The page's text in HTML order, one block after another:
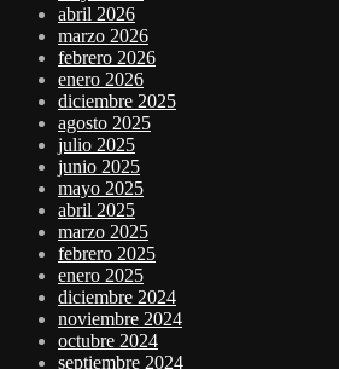
abril 2026
marzo 2026
febrero 2026
enero 2026
diciembre 2025
agosto 2025
julio 2025
junio 2025
mayo 2025
abril 2025
marzo 2025
febrero 2025
enero 2025
diciembre 2024
noviembre 2024
octubre 2024
septiembre 2024